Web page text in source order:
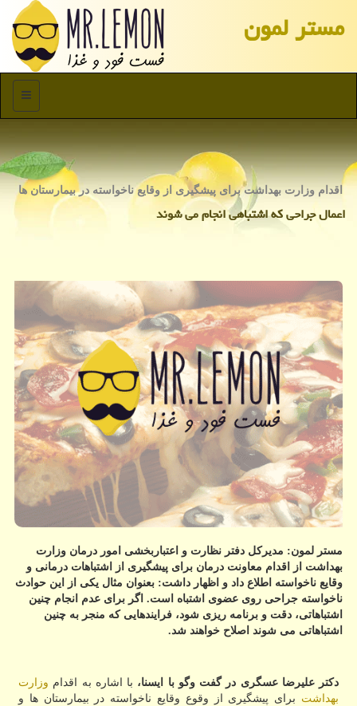
مستر لمون
منو
اقدام وزارت بهداشت برای پیشگیری از وقایع ناخواسته در بیمارستان ها
اعمال جراحی كه اشتباهی انجام می شوند
مستر لمون: مدیركل دفتر نظارت و اعتباربخشی امور درمان وزارت
بهداشت از اقدام معاونت درمان برای پیشگیری از اشتباهات درمانی و
وقایع ناخواسته اطلاع داد و اظهار داشت: بعنوان مثال یكی از این حوادث
ناخواسته جراحی روی عضوی اشتباه است. اگر برای عدم انجام چنین
اشتباهاتی، دقت و برنامه ریزی شود، فرایندهایی كه منجر به چنین
اشتباهاتی می شوند اصلاح خواهند شد.
دكتر علیرضا عسگری در گفت وگو با ایسنا، با اشاره به اقدام وزارت
بهداشت برای پیشگیری از وقوع وقایع ناخواسته در بیمارستان ها و